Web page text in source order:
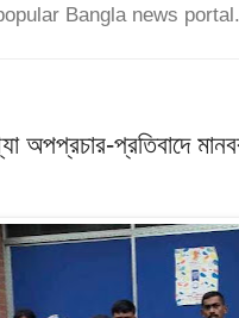
Bangla news
অপপ্রচার-প্রতিবাদে